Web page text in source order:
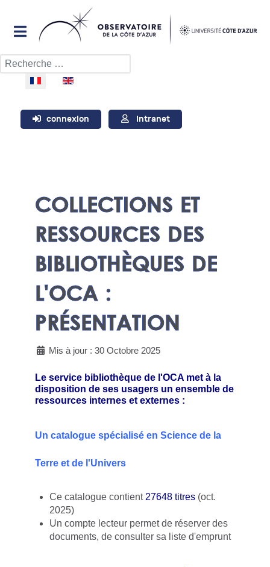
Rechercher
Sélectionnez votre langue
connexion Intranet
COLLECTIONS ET
RESSOURCES DES
BIBLIOTHÈQUES DE
L'OCA :
PRÉSENTATION
Mis à jour : 30 Octobre 2025
Le service bibliothèque de l'OCA met à la
disposition de ses usagers un ensemble de
ressources internes et externes :
Un catalogue spécialisé en Science de la
Terre et de l'Univers
Ce catalogue contient 27648 titres (oct.
2025)
Un compte lecteur permet de réserver des
documents, de consulter sa liste d'emprunt